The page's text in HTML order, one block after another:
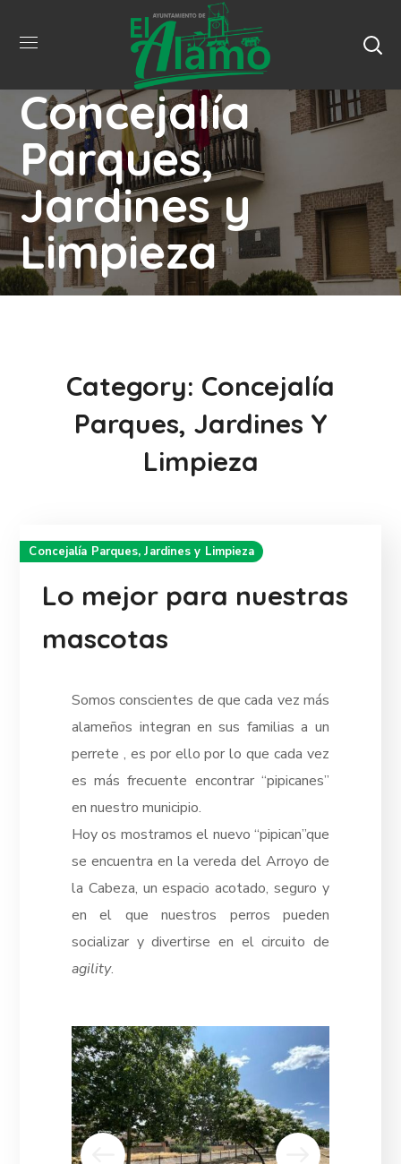
Concejalía
Parques,
Jardines y
Limpieza
Category: Concejalía
Parques, Jardines Y
Limpieza
Concejalía Parques, Jardines y Limpieza
Lo mejor para nuestras
mascotas
Somos conscientes de que cada vez más
alameños integran en sus familias a un
perrete , es por ello por lo que cada vez
es más frecuente encontrar “pipicanes”
en nuestro municipio.
Hoy os mostramos el nuevo “pipican”que
se encuentra en la vereda del Arroyo de
la Cabeza, un espacio acotado, seguro y
en el que nuestros perros pueden
socializar y divertirse en el circuito de
agility.